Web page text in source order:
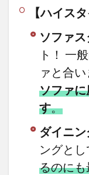
【ハイス
ソファ
ト！ 一
ァと合
ソファ
す。
ダイニ
ングと
るのに